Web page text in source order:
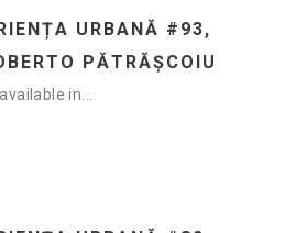
URBANĂ #93,
PĂTRĂȘCOIU
in...